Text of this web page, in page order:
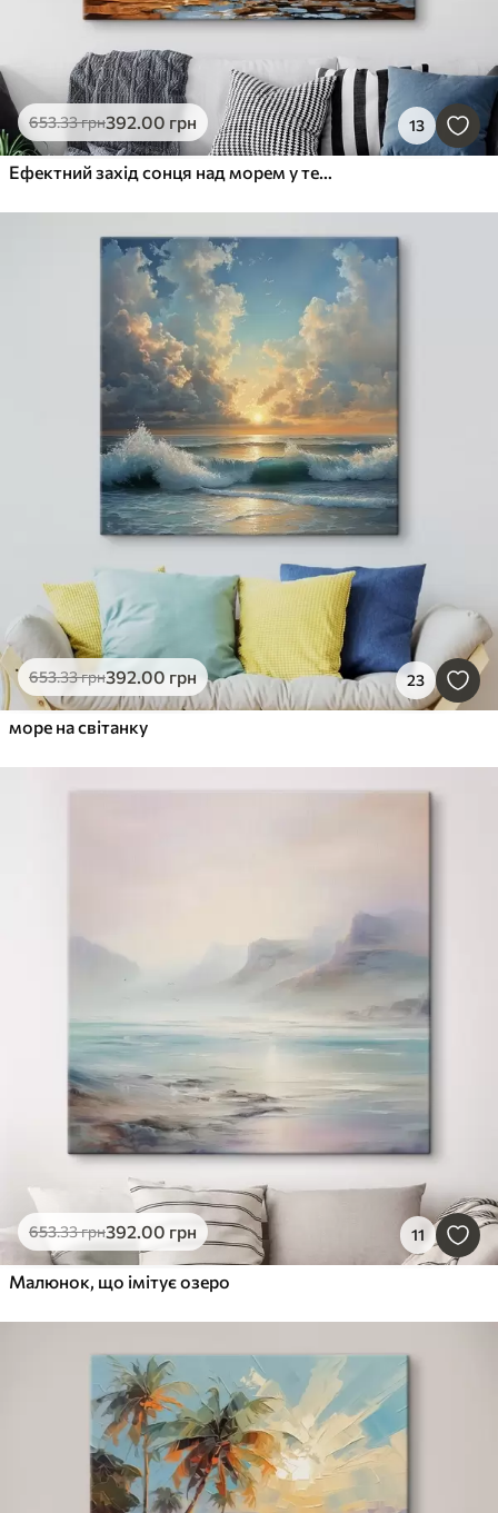
653.33грн392.00 грн 13
Ефектний захід сонця над морем у техніці імпасто
653.33грн392.00 грн 23
море на світанку
653.33грн392.00 грн 11
Малюнок, що імітує озеро